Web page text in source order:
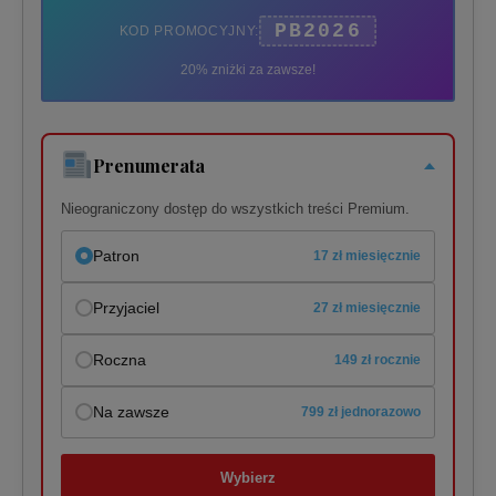
KOD PROMOCYJNY: PB2026
20% zniżki za zawsze!
Prenumerata
Nieograniczony dostęp do wszystkich treści Premium.
Patron 17 zł miesięcznie
Przyjaciel 27 zł miesięcznie
Roczna 149 zł rocznie
Na zawsze 799 zł jednorazowo
Wybierz